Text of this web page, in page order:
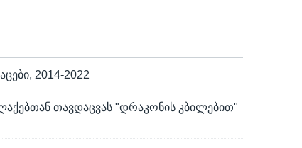
2014-2022
თავდაცვას "დრაკონის კბილებით"